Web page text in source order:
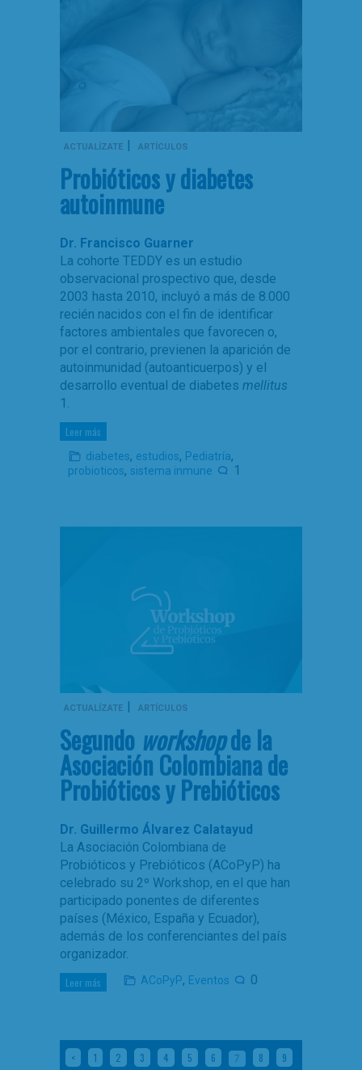
ACTUALÍZATE | ARTÍCULOS
Probióticos y diabetes
autoinmune
Dr. Francisco Guarner
La cohorte TEDDY es un estudio
observacional prospectivo que, desde
2003 hasta 2010, incluyó a más de 8.000
recién nacidos con el fin de identificar
factores ambientales que favorecen o,
por el contrario, previenen la aparición de
autoinmunidad (autoanticuerpos) y el
desarrollo eventual de diabetes mellitus
1.
Leer más
diabetes, estudios, Pediatría,
probioticos, sistema inmune 1
ACTUALÍZATE | ARTÍCULOS
Segundo workshopde la
Asociación Colombiana de
Probióticos y Prebióticos
Dr. Guillermo Álvarez Calatayud
La Asociación Colombiana de
Probióticos y Prebióticos (ACoPyP) ha
celebrado su 2º Workshop, en el que han
participado ponentes de diferentes
países (México, España y Ecuador),
además de los conferenciantes del país
organizador.
Leer más ACoPyP, Eventos 0
< 1 2 3 4 5 6 7 8 9